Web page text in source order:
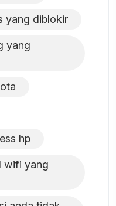
yang diblokir
yang
hp
wifi yang